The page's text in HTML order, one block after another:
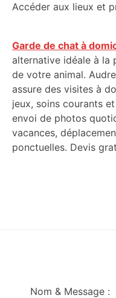
Accéder aux lieux et
Garde de chat à
alternative idéale à la
de votre animal.
assure des visites à
jeux, soins courants
envoi de photos
vacances,
ponctuelles. Devis
Nom & Message :